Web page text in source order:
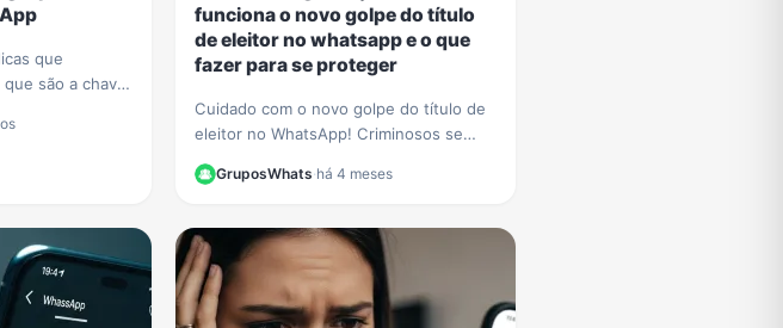
que
são a chave
funciona o novo golpe do título
de eleitor no whatsapp e o que
fazer para se proteger
Cuidado com o novo golpe do título de
eleitor no WhatsApp! Criminosos se
Aprenda a identificar a fraude e proteja-
GruposWhats·há 4 meses